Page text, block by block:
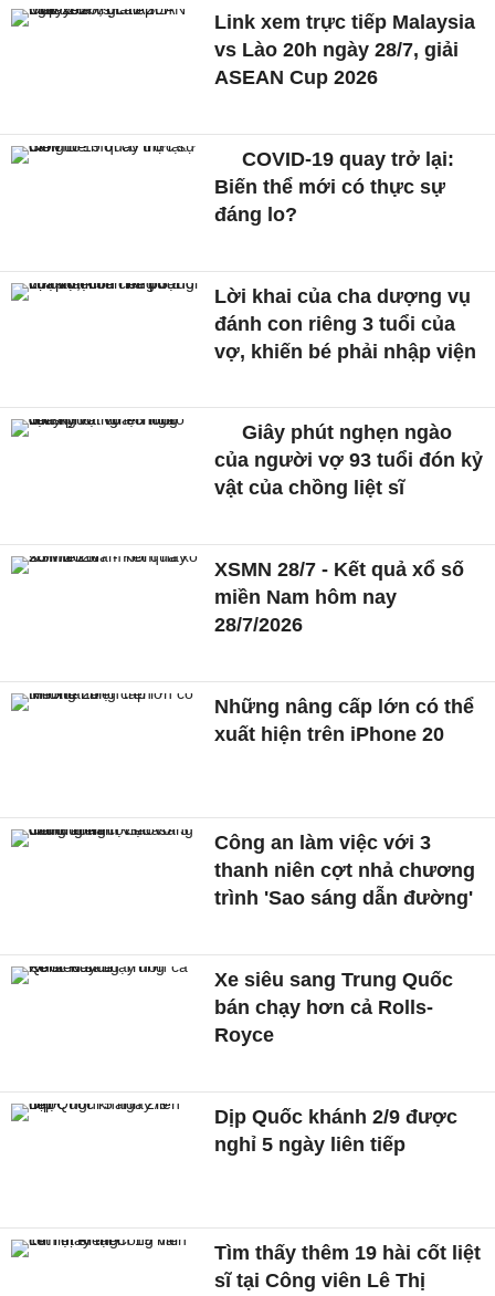
Link xem trực tiếp Malaysia
vs Lào 20h ngày 28/7, giải
ASEAN Cup 2026
COVID-19 quay trở lại:
Biến thể mới có thực sự
đáng lo?
Lời khai của cha dượng vụ
đánh con riêng 3 tuổi của
vợ, khiến bé phải nhập viện
Giây phút nghẹn ngào
của người vợ 93 tuổi đón kỷ
vật của chồng liệt sĩ
XSMN 28/7 - Kết quả xổ số
miền Nam hôm nay
28/7/2026
Những nâng cấp lớn có thể
xuất hiện trên iPhone 20
Công an làm việc với 3
thanh niên cợt nhả chương
trình 'Sao sáng dẫn đường'
Xe siêu sang Trung Quốc
bán chạy hơn cả Rolls-
Royce
Dịp Quốc khánh 2/9 được
nghỉ 5 ngày liên tiếp
Tìm thấy thêm 19 hài cốt liệt
sĩ tại Công viên Lê Thị